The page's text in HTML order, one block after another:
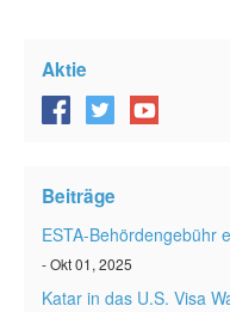
Was ist ESTA?
VWP
ESTA Artikel
Kontakt
Aktie
Beiträge
ESTA-Behördengebühr
- Okt 01, 2025
Katar in das U.S. Visa